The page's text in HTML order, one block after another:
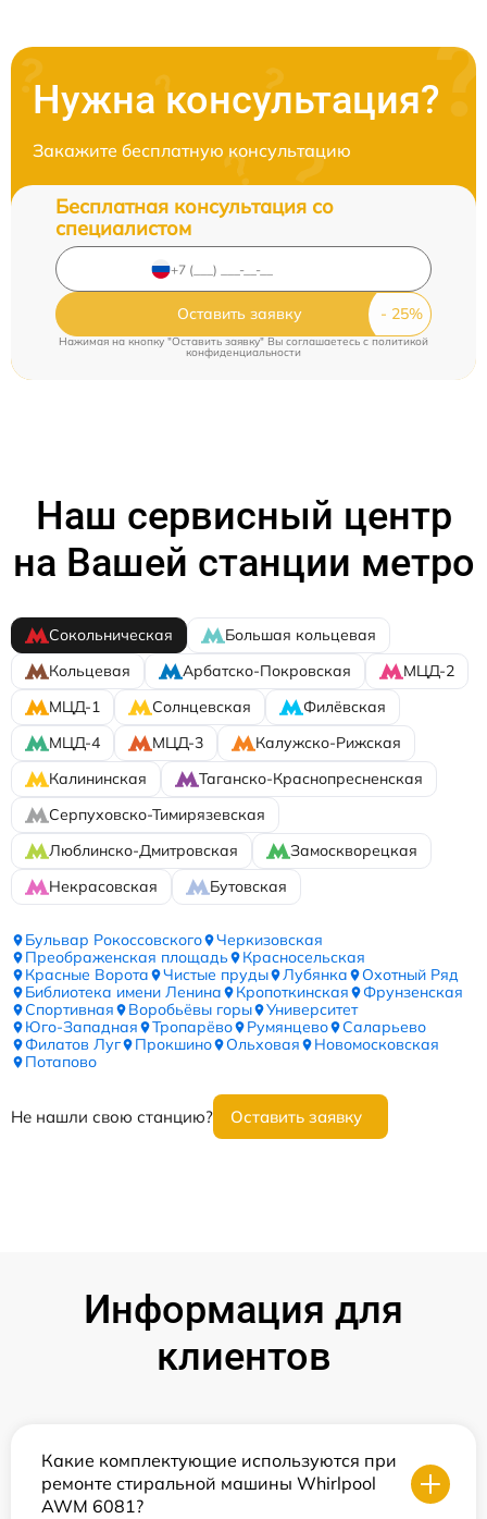
Нужна консультация?
Закажите бесплатную консультацию
Бесплатная консультация со
специалистом
Оставить заявку
Нажимая на кнопку "Оставить заявку" Вы соглашаетесь c политикой
конфиденциальности
Наш сервисный центр
на Вашей станции метро
Сокольническая
Большая кольцевая
Кольцевая
Арбатско-Покровская
МЦД-2
МЦД-1
Солнцевская
Филёвская
МЦД-4
МЦД-3
Калужско-Рижская
Калининская
Таганско-Краснопресненская
Серпуховско-Тимирязевская
Люблинско-Дмитровская
Замоскворецкая
Некрасовская
Бутовская
Бульвар Рокоссовского
Черкизовская
Преображенская площадь
Красносельская
Красные Ворота
Чистые пруды Лубянка
Охотный Ряд
Библиотека имени Ленина
Кропоткинская
Фрунзенская
Спортивная
Воробьёвы горы
Университет
Юго-Западная
Тропарёво Румянцево
Саларьево
Филатов Луг
Прокшино Ольховая
Новомосковская
Потапово
Не нашли свою станцию? Оставить заявку
Информация для
клиентов
Какие комплектующие используются при
ремонте стиральной машины Whirlpool
AWM 6081?